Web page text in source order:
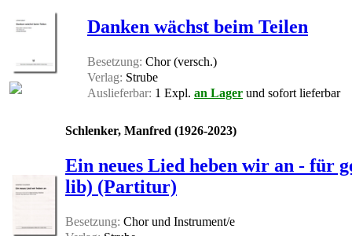
Danken wächst beim Teilen
Besetzung: Chor (versch.)
Verlag: Strube
Auslieferbar: 1 Expl. an Lager und sofort lieferbar
Schlenker, Manfred (1926-2023)
Ein neues Lied heben wir an - für
lib) (Partitur)
Besetzung: Chor und Instrument/e